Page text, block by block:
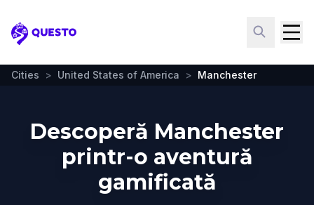
Questo
Cities > United States of America > Manchester
Descoperă Manchester
printr-o aventură
gamificată